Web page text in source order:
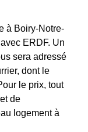
à Boiry-Notre-
ERDF. Un
sera adressé
dont le
le prix, tout
de
logement à